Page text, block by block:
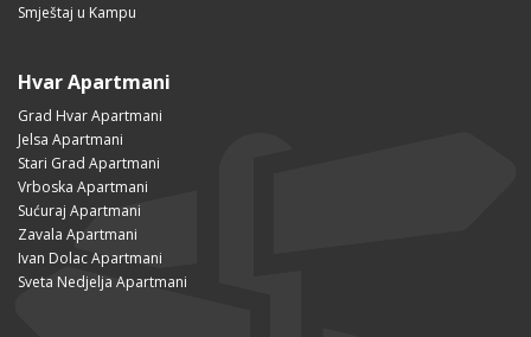
Smještaj u Kampu
Hvar Apartmani
Grad Hvar Apartmani
Jelsa Apartmani
Stari Grad Apartmani
Vrboska Apartmani
Sućuraj Apartmani
Zavala Apartmani
Ivan Dolac Apartmani
Sveta Nedjelja Apartmani